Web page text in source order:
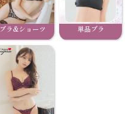
ブラ&ショーツ 単品ブラ